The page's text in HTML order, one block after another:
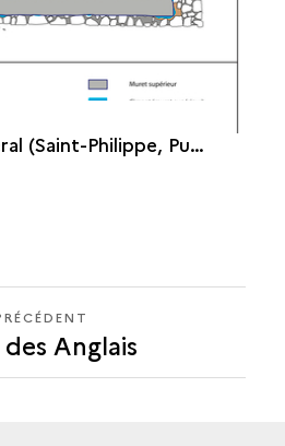
Philippe, Puits des Français, 2014)
Anglais